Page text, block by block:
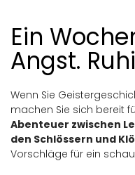
Ein
Angst.
Wenn Sie
machen Sie sich bereit
Abenteuer zwischen
den Schlössern und
Vorschläge für ein